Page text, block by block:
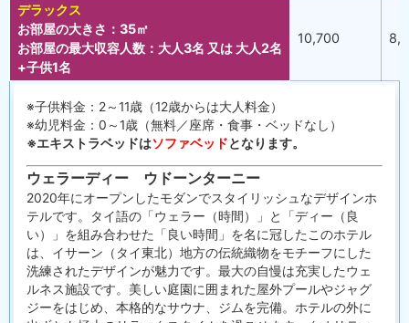
デラックス
お部屋の大きさ：35㎡
お部屋の最大収容人数：大人3名 又は 大人2名
+子供1名
10,700
※子供料金：2～11歳（12歳からは大人料金）
※幼児料金：0～1歳（無料／座席・食事・ベッドなし）
※エキストラベッドはソファベッドとなります。
ウェラーディー ウドーンターニー
2020年にオープンしたモダンでスタイリッシュなデザインホ
テルです。タイ語の「ウェラー（時間）」と「ディー（良
い）」 を組み合わせた「良い時間」を名に冠したこのホテル
は、 イサーン（タイ東北）地方の伝統織物をモチーフにした
洗練されたデザインが魅力です。最大の自慢は充実したウェ
ルネス施設です。 美しい庭園に囲まれた屋外プールやジャグ
ジーをはじめ、本格的なサウナ、ジムを完備。 ホテルの外に